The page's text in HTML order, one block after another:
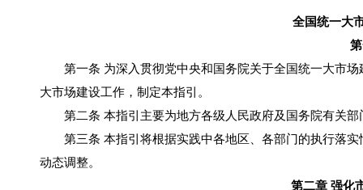
全国统一大
第一条 为深入贯彻党中央和国务院关于全国统一大市场
大市场建设工作，制定本指引。
第二条 本指引主要为地方各级人民政府及国务院有关部
第三条 本指引将根据实践中各地区、各部门的执行落实
动态调整。
第二章 强化